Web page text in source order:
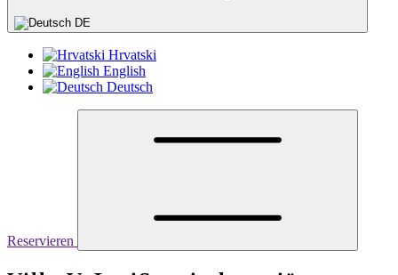
DE
Hrvatski
English
Deutsch
Reservieren